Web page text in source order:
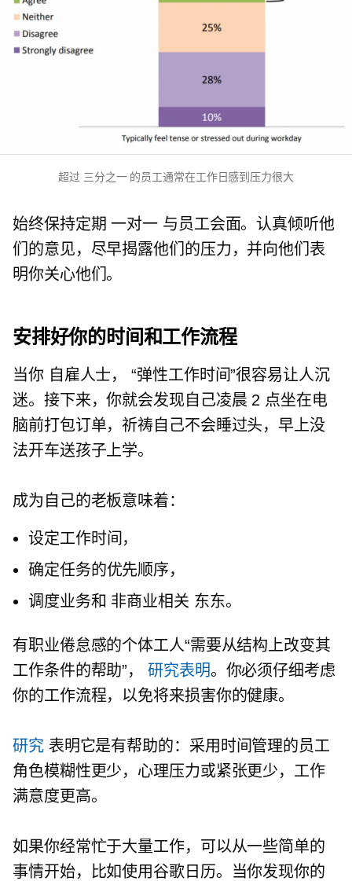
超过 三分之一的员工通常在工作日感到压力很大
始终保持定期一对一 与员工会面。认真倾听他
们的意见，尽早揭露他们的压力，并向他们表
明你关心他们。
安排好你的时间和工作流程
当你 自雇人士，
“弹性工作时间”很容易让人沉
迷。接下来，你就会发现自己凌晨 2 点坐在电
脑前打包订单，祈祷自己不会睡过头，早上没
法开车送孩子上学。
成为自己的老板意味着：
设定工作时间，
确定任务的优先顺序，
调度业务和 非商业相关 东东。
有职业倦怠感的个体工人“需要从结构上改变其
工作条件的帮助”， 研究表明。你必须仔细考虑
你的工作流程，以免将来损害你的健康。
研究表明它是有帮助的：采用时间管理的员工
角色模糊性更少，心理压力或紧张更少，工作
满意度更高。
如果你经常忙于大量工作，可以从一些简单的
事情开始，比如使用谷歌日历。当你发现你的